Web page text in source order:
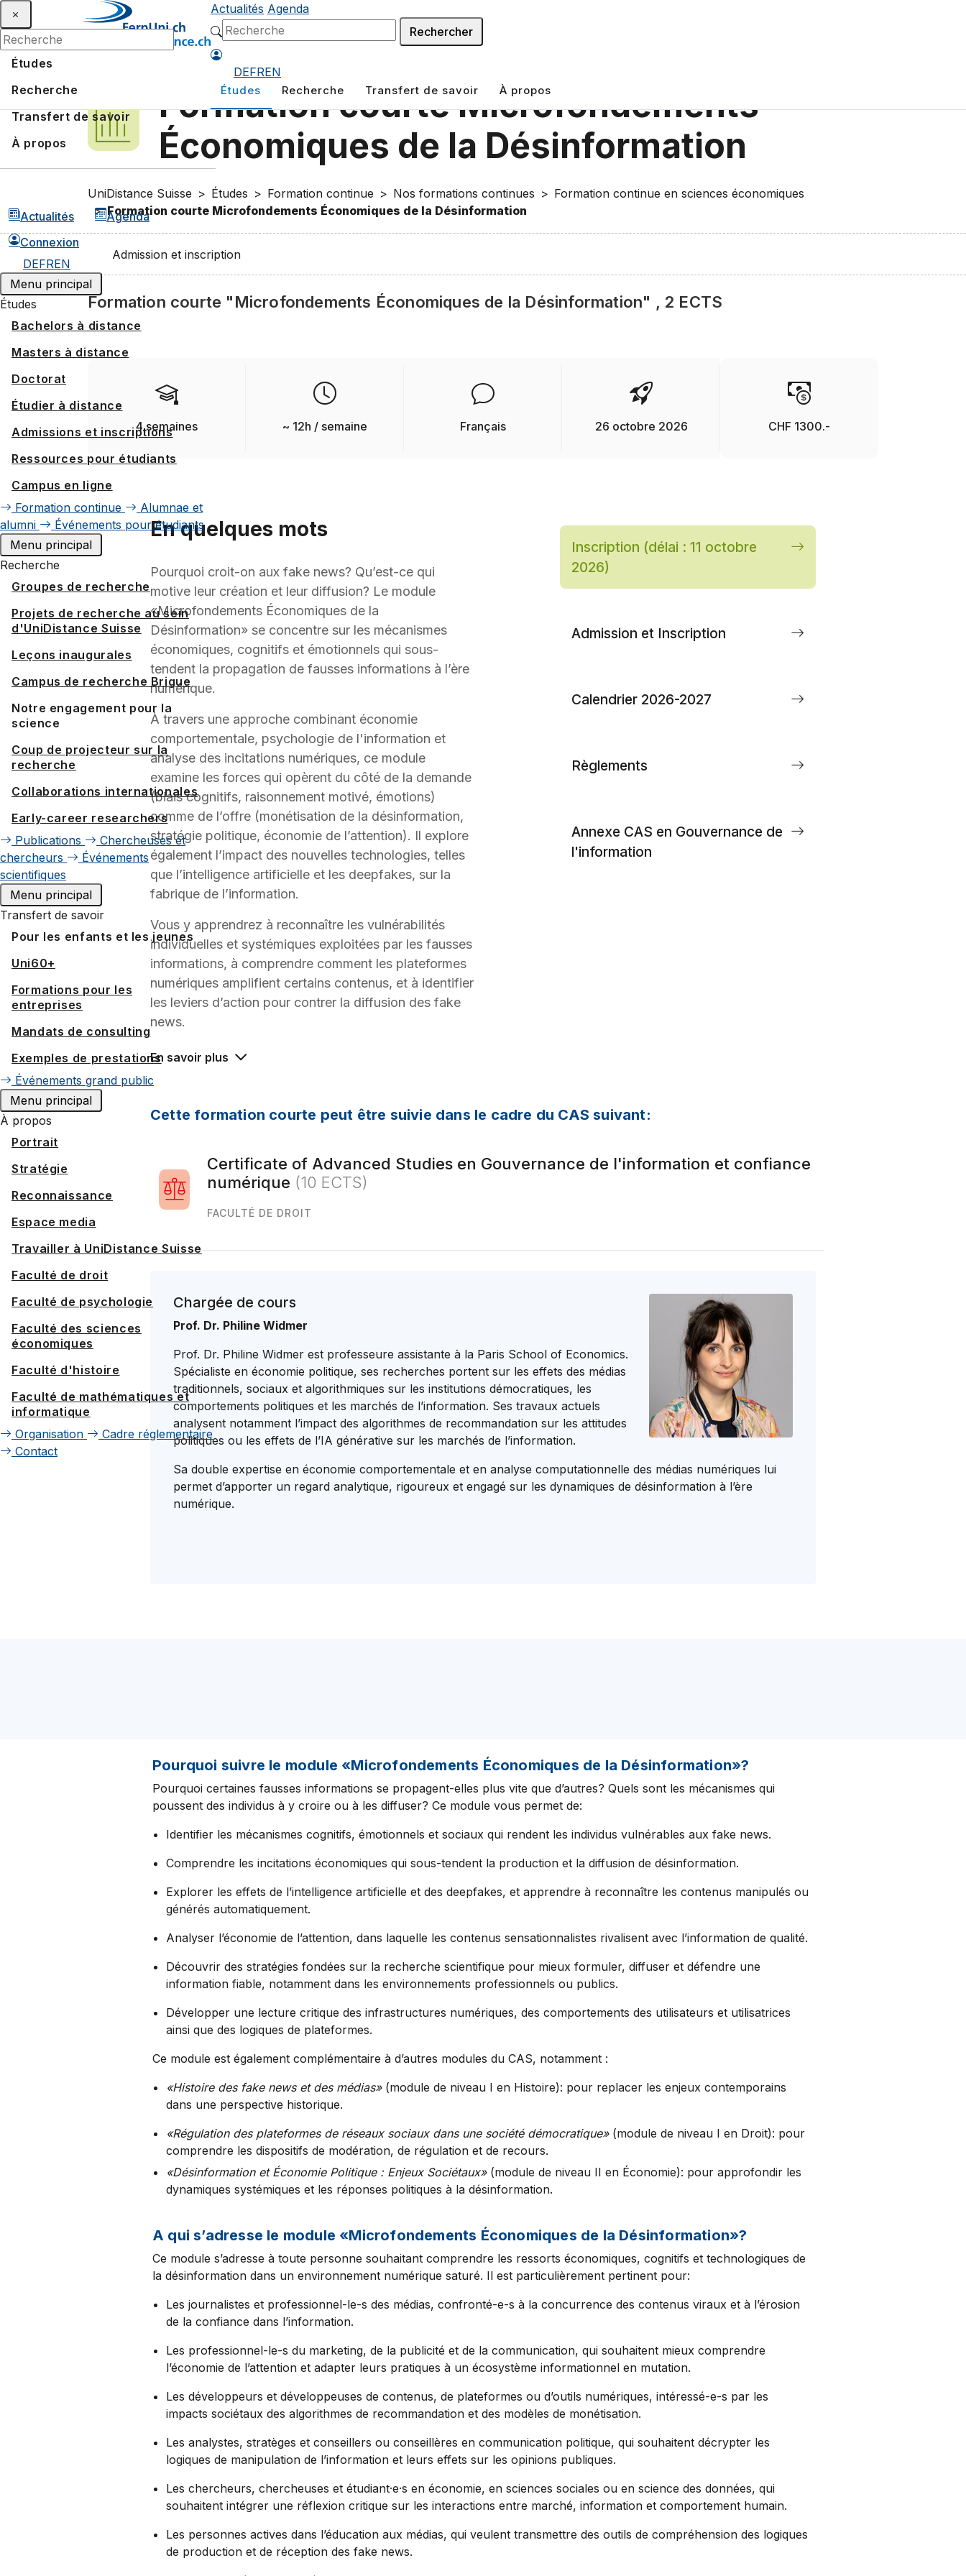
Actualités Agenda
Rechercher
DEFREN
Études Recherche Transfert de savoir À propos
Études
Recherche
Transfert de savoir
À propos
Actualités
Agenda
Connexion
DEFREN
Menu principal
Études
Bachelors à distance
Masters à distance
Doctorat
Étudier à distance
Admissions et inscriptions
Ressources pour étudiants
Campus en ligne
Formation continue
Alumnae et
alumni
Événements pour étudiants
Menu principal
Recherche
Groupes de recherche
Projets de recherche au sein
d'UniDistance Suisse
Leçons inaugurales
Campus de recherche Brigue
Notre engagement pour la
science
Coup de projecteur sur la
recherche
Collaborations internationales
Early-career researchers
Publications
Chercheuses et
chercheurs
Événements
scientifiques
Menu principal
Transfert de savoir
Pour les enfants et les jeunes
Uni60+
Formations pour les
entreprises
Mandats de consulting
Exemples de prestations
Événements grand public
Menu principal
À propos
Portrait
Stratégie
Reconnaissance
Espace media
Travailler à UniDistance Suisse
Faculté de droit
Faculté de psychologie
Faculté des sciences
économiques
Faculté d'histoire
Faculté de mathématiques et
informatique
Organisation
Cadre réglementaire
Contact
Formation courte Microfondements
Économiques de la Désinformation
UniDistance Suisse Études Formation continue Nos formations continues
Formation continue en sciences économiques
Formation courte Microfondements Économiques de la Désinformation
Admission et inscription
Formation courte "Microfondements Économiques de la Désinformation" , 2 ECTS
4 semaines ~ 12h / semaine Français 26 octobre 2026 CHF 1300.-
En quelques mots
Pourquoi croit-on aux fake news? Qu’est-ce qui
motive leur création et leur diffusion? Le module
«Microfondements Économiques de la
Désinformation» se concentre sur les mécanismes
économiques, cognitifs et émotionnels qui sous-
tendent la propagation de fausses informations à l’ère
numérique.
À travers une approche combinant économie
comportementale, psychologie de l'information et
analyse des incitations numériques, ce module
examine les forces qui opèrent du côté de la demande
(biais cognitifs, raisonnement motivé, émotions)
comme de l’offre (monétisation de la désinformation,
stratégie politique, économie de l’attention). Il explore
également l’impact des nouvelles technologies, telles
que l’intelligence artificielle et les deepfakes, sur la
fabrique de l’information.
Vous y apprendrez à reconnaître les vulnérabilités
individuelles et systémiques exploitées par les fausses
informations, à comprendre comment les plateformes
numériques amplifient certains contenus, et à identifier
les leviers d’action pour contrer la diffusion des fake
news.
En savoir plus
Inscription (délai : 11 octobre
2026)
Admission et Inscription
Calendrier 2026-2027
Règlements
Annexe CAS en Gouvernance de
l'information
Cette formation courte peut être suivie dans le cadre du CAS suivant:
Certificate of Advanced Studies en Gouvernance de l'information et confiance
numérique (10 ECTS)
FACULTÉ DE DROIT
Chargée de cours
Prof. Dr. Philine Widmer
Prof. Dr. Philine Widmer est professeure assistante à la Paris School of Economics.
Spécialiste en économie politique, ses recherches portent sur les effets des médias
traditionnels, sociaux et algorithmiques sur les institutions démocratiques, les
comportements politiques et les marchés de l’information. Ses travaux actuels
analysent notamment l’impact des algorithmes de recommandation sur les attitudes
politiques ou les effets de l’IA générative sur les marchés de l’information.
Sa double expertise en économie comportementale et en analyse computationnelle des médias numériques lui
permet d’apporter un regard analytique, rigoureux et engagé sur les dynamiques de désinformation à l’ère
numérique.
Pourquoi suivre le module «Microfondements Économiques de la Désinformation»?
Pourquoi certaines fausses informations se propagent-elles plus vite que d’autres? Quels sont les mécanismes qui
poussent des individus à y croire ou à les diffuser? Ce module vous permet de:
Identifier les mécanismes cognitifs, émotionnels et sociaux qui rendent les individus vulnérables aux fake news.
Comprendre les incitations économiques qui sous-tendent la production et la diffusion de désinformation.
Explorer les effets de l’intelligence artificielle et des deepfakes, et apprendre à reconnaître les contenus manipulés ou
générés automatiquement.
Analyser l’économie de l’attention, dans laquelle les contenus sensationnalistes rivalisent avec l’information de qualité.
Découvrir des stratégies fondées sur la recherche scientifique pour mieux formuler, diffuser et défendre une
information fiable, notamment dans les environnements professionnels ou publics.
Développer une lecture critique des infrastructures numériques, des comportements des utilisateurs et utilisatrices
ainsi que des logiques de plateformes.
Ce module est également complémentaire à d’autres modules du CAS, notamment :
«Histoire des fake news et des médias» (module de niveau I en Histoire): pour replacer les enjeux contemporains
dans une perspective historique.
«Régulation des plateformes de réseaux sociaux dans une société démocratique» (module de niveau I en Droit): pour
comprendre les dispositifs de modération, de régulation et de recours.
«Désinformation et Économie Politique : Enjeux Sociétaux» (module de niveau II en Économie): pour approfondir les
dynamiques systémiques et les réponses politiques à la désinformation.
A qui s’adresse le module «Microfondements Économiques de la Désinformation»?
Ce module s’adresse à toute personne souhaitant comprendre les ressorts économiques, cognitifs et technologiques de
la désinformation dans un environnement numérique saturé. Il est particulièrement pertinent pour:
Les journalistes et professionnel-le-s des médias, confronté-e-s à la concurrence des contenus viraux et à l’érosion
de la confiance dans l’information.
Les professionnel-le-s du marketing, de la publicité et de la communication, qui souhaitent mieux comprendre
l’économie de l’attention et adapter leurs pratiques à un écosystème informationnel en mutation.
Les développeurs et développeuses de contenus, de plateformes ou d’outils numériques, intéressé-e-s par les
impacts sociétaux des algorithmes de recommandation et des modèles de monétisation.
Les analystes, stratèges et conseillers ou conseillères en communication politique, qui souhaitent décrypter les
logiques de manipulation de l’information et leurs effets sur les opinions publiques.
Les chercheurs, chercheuses et étudiant·e·s en économie, en sciences sociales ou en science des données, qui
souhaitent intégrer une réflexion critique sur les interactions entre marché, information et comportement humain.
Les personnes actives dans l’éducation aux médias, qui veulent transmettre des outils de compréhension des logiques
de production et de réception des fake news.